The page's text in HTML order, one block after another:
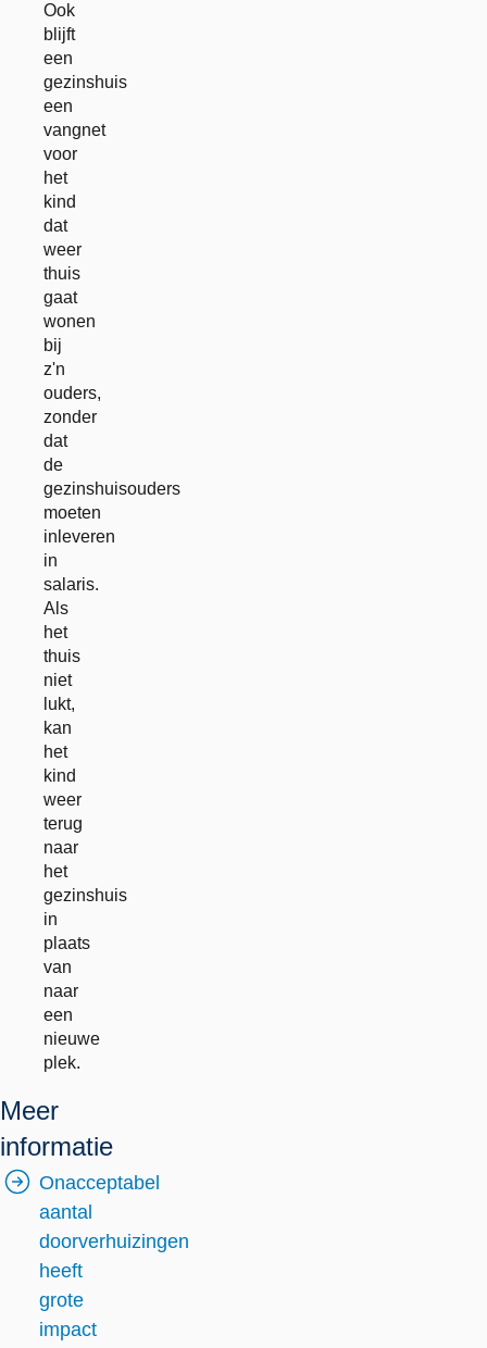
Ook
blijft
een
gezinshuis
een
vangnet
voor
het
kind
dat
weer
thuis
gaat
wonen
bij
z'n
ouders,
zonder
dat
de
gezinshuisouders
moeten
inleveren
in
salaris.
Als
het
thuis
niet
lukt,
kan
het
kind
weer
terug
naar
het
gezinshuis
in
plaats
van
naar
een
nieuwe
plek.
Meer
informatie
Onacceptabel
aantal
doorverhuizingen
heeft
grote
impact